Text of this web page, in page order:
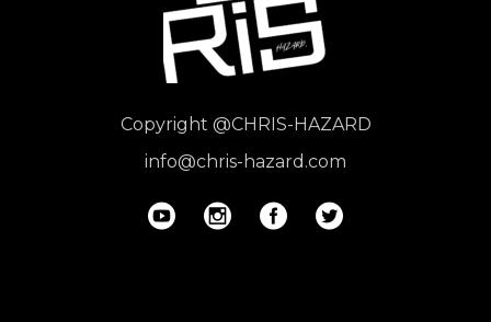
Copyright @CHRIS-HAZARD
info@chris-hazard.com